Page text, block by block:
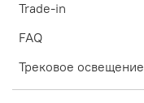
Trade-in
FAQ
Трековое освещение